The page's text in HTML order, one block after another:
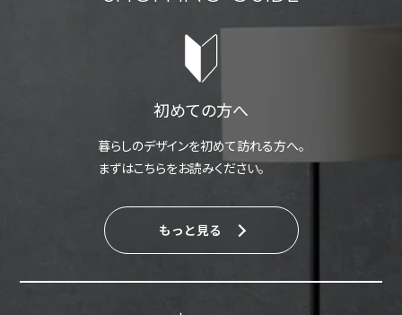
初めての方へ
暮らしのデザインを初めて訪れる方へ。
まずはこちらをお読みください。
もっと見る